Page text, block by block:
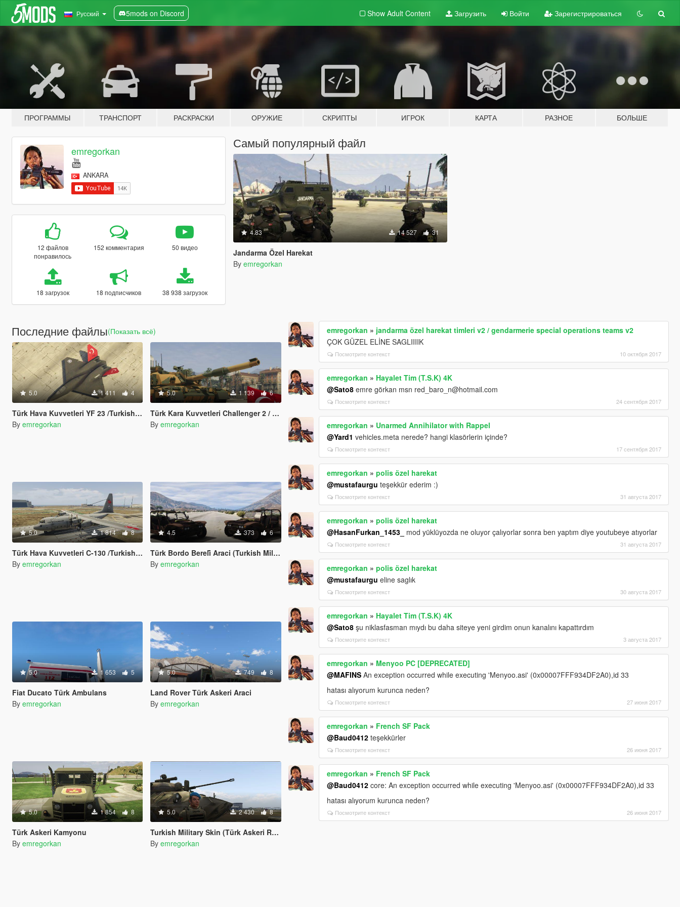
Русский 5mods on Discord Show Adult Content Загрузить Войти Зарегистрироваться
ПРОГРАММЫ ТРАНСПОРТ РАСКРАСКИ ОРУЖИЕ СКРИПТЫ ИГРОК КАРТА РАЗНОЕ БОЛЬШЕ
emregorkan
ANKARA
12 файлов
понравилось
152 комментария 50 видео
18 загрузок 18 подписчиков 38 938 загрузок
Самый популярный файл
4.83 14 527 31
Jandarma Özel Harekat
By emregorkan
Последние файлы(Показать всё)
5.0 1 411 4
Türk Hava Kuvvetleri YF 23 /Turkish Air Forces YF 23
By emregorkan
5.0 1 139 6
Türk Kara Kuvvetleri Challenger 2 / Turkish Land Forces Challenger 2
By emregorkan
5.0 1 814 8
Türk Hava Kuvvetleri C-130 /Turkish Air Forces C-130
By emregorkan
4.5 373 6
Türk Bordo Bereli̇ Araci (Turkish Military Vehicle)
By emregorkan
5.0 1 653 5
Fiat Ducato Türk Ambulans
By emregorkan
5.0 749 8
Land Rover Türk Askeri Araci
By emregorkan
5.0 1 854 8
Türk Askeri Kamyonu
By emregorkan
5.0 2 430 8
Turkish Military Skin (Türk Askeri Rütbelileri Jandarma Birliği)
By emregorkan
emregorkan » jandarma özel harekat timleri v2 / gendarmerie special operations teams v2
ÇOK GÜZEL ELİNE SAGLIIIIK
Посмотрите контекст 10 октября 2017
emregorkan » Hayalet Tim (T.S.K) 4K
@Sato8 emre görkan msn red_baro_n@hotmail.com
Посмотрите контекст 24 сентября 2017
emregorkan » Unarmed Annihilator with Rappel
@Yard1 vehicles.meta nerede? hangi klasörlerin içinde?
Посмотрите контекст 17 сентября 2017
emregorkan »polis özel harekat
@mustafaurgu teşekkür ederim :)
Посмотрите контекст 31 августа 2017
emregorkan »polis özel harekat
@HasanFurkan_1453_
mod yüklüyozda ne oluyor çalıyorlar sonra ben yaptım diye youtubeye atıyorlar
Посмотрите контекст 31 августа 2017
emregorkan »polis özel harekat
@mustafaurgu eline saglık
Посмотрите контекст 30 августа 2017
emregorkan » Hayalet Tim (T.S.K) 4K
@Sato8 şu niklasfasman mıydı bu daha siteye yeni girdim onun kanalını kapattırdım
Посмотрите контекст 3 августа 2017
emregorkan » Menyoo PC [DEPRECATED]
@MAFINS An exception occurred while executing 'Menyoo.asi' (0x00007FFF934DF2A0),id 33
hatası alıyorum kurunca neden?
Посмотрите контекст 27 июня 2017
emregorkan » French SF Pack
@Baud0412 teşekkürler
Посмотрите контекст 26 июня 2017
emregorkan » French SF Pack
@Baud0412 core: An exception occurred while executing 'Menyoo.asi' (0x00007FFF934DF2A0),id 33
hatası alıyorum kurunca neden?
Посмотрите контекст 26 июня 2017